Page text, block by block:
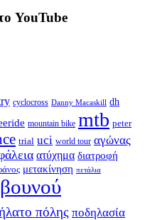
YouTube
cyclocross Danny Macaskill dh
mountain bike mtb peter
trial uci world tour αγώνας
ατύχημα διατροφή
μετακίνηση πετάλια
πόλης ποδηλασία